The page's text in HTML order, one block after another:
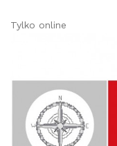
Tylko online